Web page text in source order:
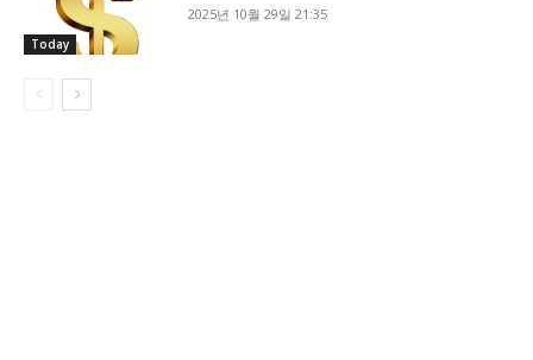
Today
2025년 10월 29일 21:35